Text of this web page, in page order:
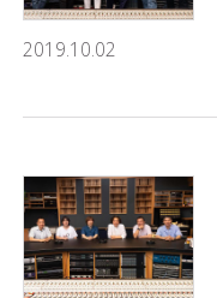
2019.10.02